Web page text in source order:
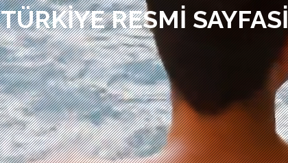
TÜRKIYE RESMI SAYFASI